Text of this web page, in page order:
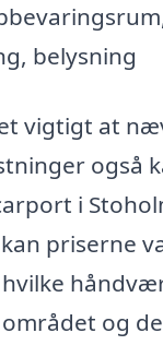
belysning
vigtigt at
også
i
priserne
og